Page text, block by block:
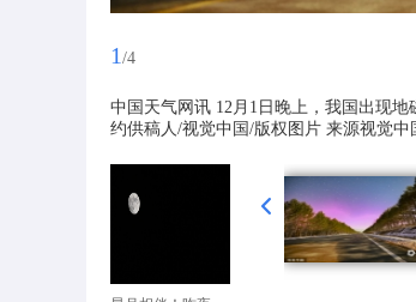
1 /4
中国天气网讯 12月1日晚上，我国出现
约供稿人/视觉中国/版权图片 来源视觉中